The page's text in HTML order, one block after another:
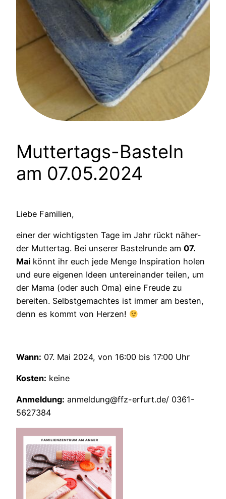
Muttertags-Basteln
am 07.05.2024
Liebe Familien,
einer der wichtigsten Tage im Jahr rückt näher-
der Muttertag. Bei unserer Bastelrunde am 07.
Mai könnt ihr euch jede Menge Inspiration holen
und eure eigenen Ideen untereinander teilen, um
der Mama (oder auch Oma) eine Freude zu
bereiten. Selbstgemachtes ist immer am besten,
denn es kommt von Herzen!
Wann: 07. Mai 2024, von 16:00 bis 17:00 Uhr
Kosten: keine
Anmeldung: anmeldung@ffz-erfurt.de/ 0361-
5627384